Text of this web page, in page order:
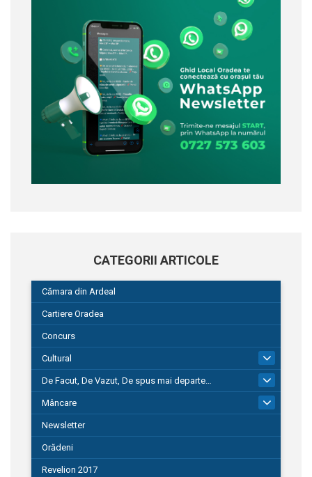
CATEGORII ARTICOLE
Cămara din Ardeal
Cartiere Oradea
Concurs
Cultural
De Facut, De Vazut, De spus mai departe…
580
Mâncare
Newsletter
Orădeni
Revelion 2017